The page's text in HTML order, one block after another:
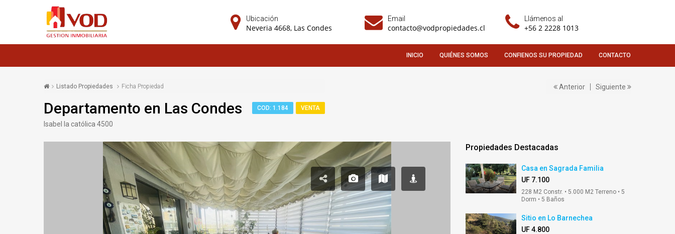
Ubicación
Neveria 4668, Las Condes
Email
contacto@vodpropiedades.cl
Llámenos al
+56 2 2228 1013
INICIO QUIÉNES SOMOS CONFIENOS SU PROPIEDAD CONTACTO
Listado Propiedades Ficha Propiedad
Departamento en Las Condes COD: 1.184 VENTA
Isabel la católica 4500
Anterior Siguiente
Propiedades Destacadas
Casa en Sagrada Familia
UF 7.100
228 M2 Constr. • 5.000 M2 Terreno • 5
Dorm • 5 Baños
Sitio en Lo Barnechea
UF 4.800